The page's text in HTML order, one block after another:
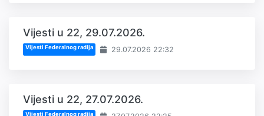
Vijesti u 22, 29.07.2026.
Vijesti Federalnog radija 29.07.2026 22:32
Vijesti u 22, 27.07.2026.
Vijesti Federalnog radija